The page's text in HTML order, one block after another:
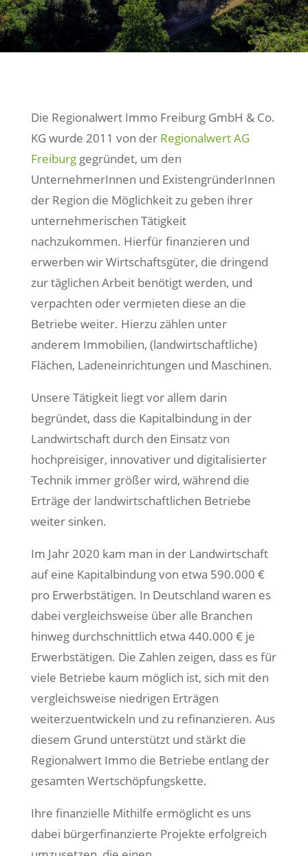
Die Regionalwert Immo Freiburg GmbH & Co.
KG wurde 2011 von der Regionalwert AG
Freiburggegründet, um den
UnternehmerInnen und ExistengründerInnen
der Region die Möglichkeit zu geben ihrer
unternehmerischen Tätigkeit
nachzukommen. Hierfür finanzieren und
erwerben wir Wirtschaftsgüter, die dringend
zur täglichen Arbeit benötigt werden, und
verpachten oder vermieten diese an die
Betriebe weiter. Hierzu zählen unter
anderem Immobilien, (landwirtschaftliche)
Flächen, Ladeneinrichtungen und Maschinen.
Unsere Tätigkeit liegt vor allem darin
begründet, dass die Kapitalbindung in der
Landwirtschaft durch den Einsatz von
hochpreisiger, innovativer und digitalisierter
Technik immer größer wird, während die
Erträge der landwirtschaftlichen Betriebe
weiter sinken.
Im Jahr 2020 kam man in der Landwirtschaft
auf eine Kapitalbindung von etwa 590.000 €
pro Erwerbstätigen. In Deutschland waren es
dabei vergleichsweise über alle Branchen
hinweg durchschnittlich etwa 440.000 € je
Erwerbstätigen. Die Zahlen zeigen, dass es für
viele Betriebe kaum möglich ist, sich mit den
vergleichsweise niedrigen Erträgen
weiterzuentwickeln und zu refinanzieren. Aus
diesem Grund unterstützt und stärkt die
Regionalwert Immo die Betriebe entlang der
gesamten Wertschöpfungskette.
Ihre finanzielle Mithilfe ermöglicht es uns
dabei bürgerfinanzierte Projekte erfolgreich